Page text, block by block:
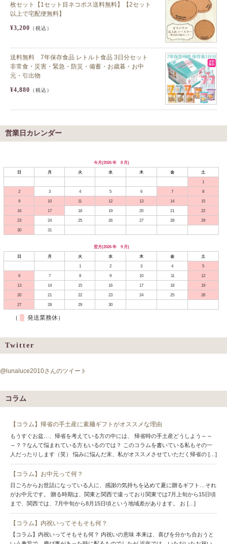
枚セット【1セット目ネコポス送料無料】【2セット
以上で宅配便無料】
¥3,200 （税込）
送料無料 7年保存食品 レトルト食品 3日分セット
非常食・災害・緊急・防災・備蓄・お歳暮・お中
元・引出物
¥4,880 （税込）
営業日カレンダー
今月(2026 年 8 月)
日
月 火 水 木 金
土
1
2
3 4 5 6 7
8
9
10 11 12 13 14
15
16
17 18 19 20 21
22
23
24 25 26 27 28
29
30
31
翌月(2026 年 9 月)
日
月 火 水 木 金
土
1
2 3 4
5
6
7 8 9 10 11
12
13
14 15 16 17 18
19
20
21 22 23 24 25
26
27
28 29 30
（ 発送業務休）
Twitter
@lunaluce2010さんのツイート
コラム
【コラム】帰省の手土産に素麺ギフトがオススメな理由
もうすぐお盆…、帰省を考えている方の中には、 帰省時の手土産どうしよう～～
～？？なんて悩まれている方もいるのでは？ このコラムを書いている私もその一
人だったりします（笑） 悩みに悩んだ末、私がオススメさせていただく帰省の […]
【コラム】お中元って何？
日ごろからお世話になっている人に、感謝の気持ちを込めて夏に贈るギフト…それ
がお中元です。 贈る時期は、関東と関西で違っており関東では7月上旬から15日頃
まで、関西では、7月中旬から8月15日頃という地域差があります。 お […]
【コラム】内祝いってそもそも何？
【コラム】内祝いってそもそも何？ 内祝いの意味 本来は、喜びを分かち合おうと